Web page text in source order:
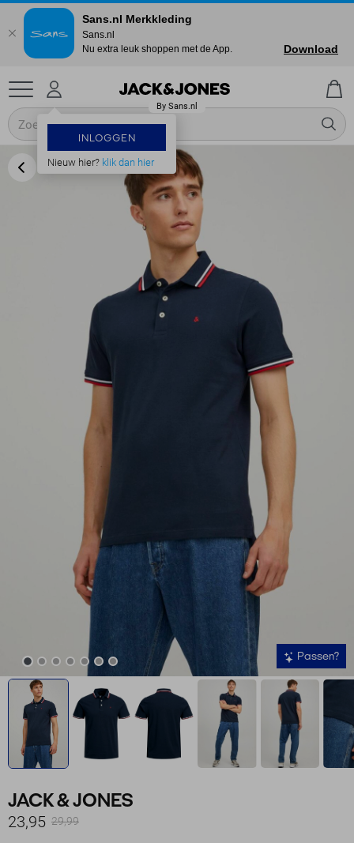
INLOGGEN
Nieuw hier? klik dan hier
Passen?
JACK & JONES
23,95 29,99
Sans.nl Merkkleding
Sans.nl
Nu extra leuk shoppen met de App.
Download